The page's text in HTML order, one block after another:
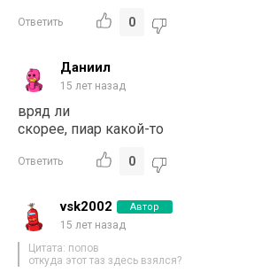
Ответить 0
Даниил
15 лет назад
вряд ли
скорее, пиар какой-то
Ответить 0
vsk2002 Автор
15 лет назад
Цитата: попов
откуда этот таз здесь взялся?